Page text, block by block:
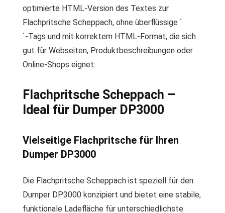
optimierte HTML-Version des Textes zur
Flachpritsche Scheppach, ohne überflüssige `
`-Tags und mit korrektem HTML-Format, die sich
gut für Webseiten, Produktbeschreibungen oder
Online-Shops eignet:
Flachpritsche Scheppach –
Ideal für Dumper DP3000
Vielseitige Flachpritsche für Ihren
Dumper DP3000
Die Flachpritsche Scheppach ist speziell für den
Dumper DP3000 konzipiert und bietet eine stabile,
funktionale Ladefläche für unterschiedlichste